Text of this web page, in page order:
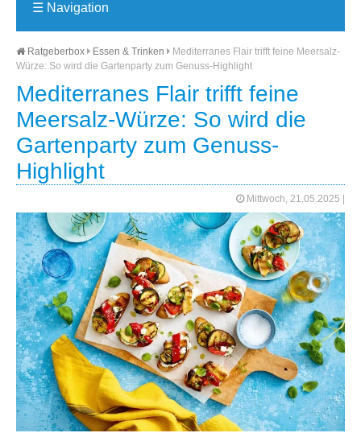
☰ Navigation
Ratgeberbox Essen & Trinken
Mediterranes Flair trifft feine Meersalz-
Würze: So wird die Gartenparty zum Genuss-Highlight
Mediterranes Flair trifft feine
Meersalz-Würze: So wird die
Gartenparty zum Genuss-
Highlight
Mittwoch, 21.05.2025